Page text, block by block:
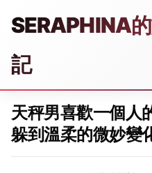
SERAPHINA
記
天秤男喜歡一個人
躲到溫柔的微妙變